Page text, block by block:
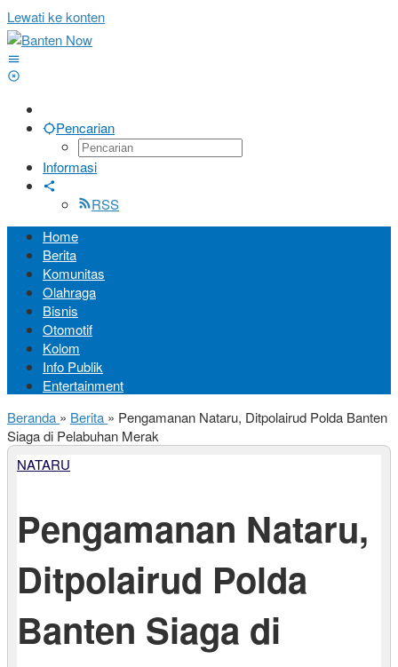
Lewati ke konten
Pencarian
Informasi
RSS
Home
Berita
Komunitas
Olahraga
Bisnis
Otomotif
Kolom
Info Publik
Entertainment
Beranda » Berita » Pengamanan Nataru, Ditpolairud Polda Banten
Siaga di Pelabuhan Merak
NATARU
Pengamanan Nataru,
Ditpolairud Polda
Banten Siaga di